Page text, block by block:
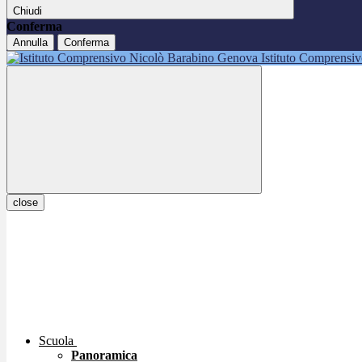
Chiudi
Conferma
Annulla Conferma
Istituto
close
Scuola
Panoramica